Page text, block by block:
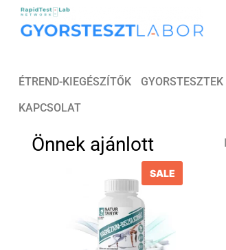
ÉTREND-KIEGÉSZÍTŐK GYORSTESZTEK
KAPCSOLAT
Önnek ajánlott
SALE